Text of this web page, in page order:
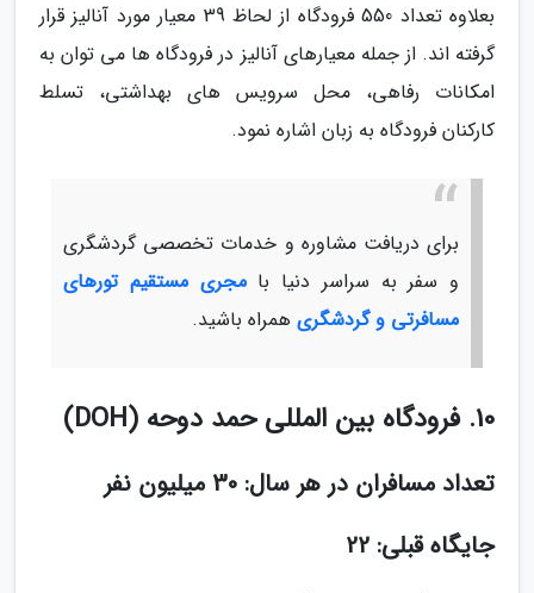
بعلاوه تعداد 550 فرودگاه از لحاظ 39 معیار مورد آنالیز قرار
گرفته اند. از جمله معیارهای آنالیز در فرودگاه ها می توان به
امکانات رفاهی، محل سرویس های بهداشتی، تسلط
کارکنان فرودگاه به زبان اشاره نمود.
برای دریافت مشاوره و خدمات تخصصی گردشگری
و سفر به سراسر دنیا بامجری مستقیم تورهای
مسافرتی و گردشگری همراه باشید.
10. فرودگاه بین المللی حمد دوحه (DOH)
تعداد مسافران در هر سال: 30 میلیون نفر
جایگاه قبلی: 22